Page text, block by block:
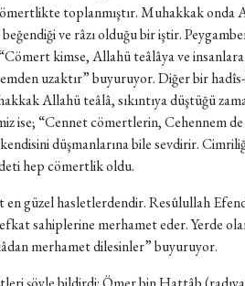
toplanmıştır. Muhakkak onda
ve râzı olduğu bir iştir.
kimse, Allahü teâlâya ve
uzaktır” buyuruyor. Diğer bir
Allahü teâlâ, sıkıntıya düştüğü
ise; “Cennet cömertlerin, Cehennem
düşmanlarına bile sevdirir.
hep cömertlik oldu.
en güzel hasletlerdendir. Resûlullah
sahiplerine merhamet eder. Yerde
merhamet dilesinler” buyuruyor.